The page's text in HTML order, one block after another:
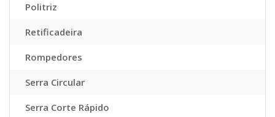
Politriz
Retificadeira
Rompedores
Serra Circular
Serra Corte Rápido